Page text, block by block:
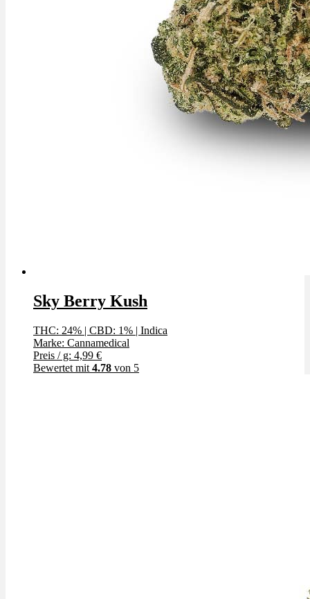
Sky Berry Kush
THC: 24% | CBD: 1% | Indica
Marke: Cannamedical
Preis / g: 4,99 €
Bewertet mit 4.78 von 5